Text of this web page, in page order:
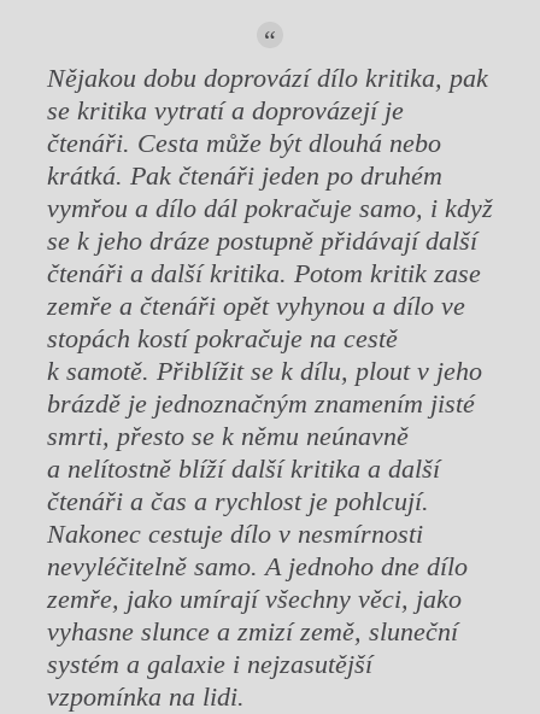
Nějakou dobu doprovází dílo kritika, pak
se kritika vytratí a doprovázejí je
čtenáři. Cesta může být dlouhá nebo
krátká. Pak čtenáři jeden po druhém
vymřou a dílo dál pokračuje samo, i když
se k jeho dráze postupně přidávají další
čtenáři a další kritika. Potom kritik zase
zemře a čtenáři opět vyhynou a dílo ve
stopách kostí pokračuje na cestě
k samotě. Přiblížit se k dílu, plout v jeho
brázdě je jednoznačným znamením jisté
smrti, přesto se k němu neúnavně
a nelítostně blíží další kritika a další
čtenáři a čas a rychlost je pohlcují.
Nakonec cestuje dílo v nesmírnosti
nevyléčitelně samo. A jednoho dne dílo
zemře, jako umírají všechny věci, jako
vyhasne slunce a zmizí země, sluneční
systém a galaxie i nejzasutější
vzpomínka na lidi.